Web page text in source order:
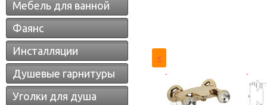
Мебель для ванной
Фаянс
Инсталляции
Душевые гарнитуры
Уголки для душа
<